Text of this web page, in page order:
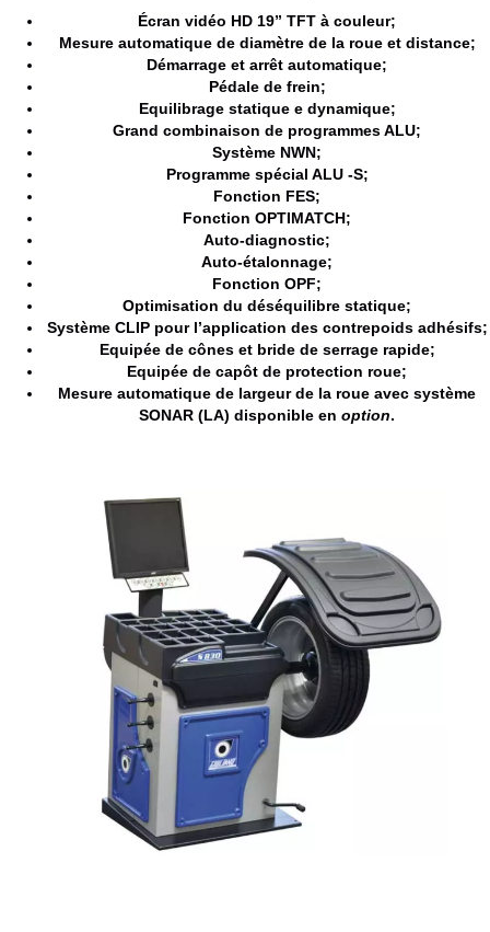
Écran vidéo HD 19” TFT à couleur;
Mesure automatique de diamètre de la roue et distance;
Démarrage et arrêt automatique;
Pédale de frein;
Equilibrage statique e dynamique;
Grand combinaison de programmes ALU;
Système NWN;
Programme spécial ALU -S;
Fonction FES;
Fonction OPTIMATCH;
Auto-diagnostic;
Auto-étalonnage;
Fonction OPF;
Optimisation du déséquilibre statique;
Système CLIP pour l’application des contrepoids adhésifs;
Equipée de cônes et bride de serrage rapide;
Equipée de capôt de protection roue;
Mesure automatique de largeur de la roue avec système
SONAR (LA) disponible en option.